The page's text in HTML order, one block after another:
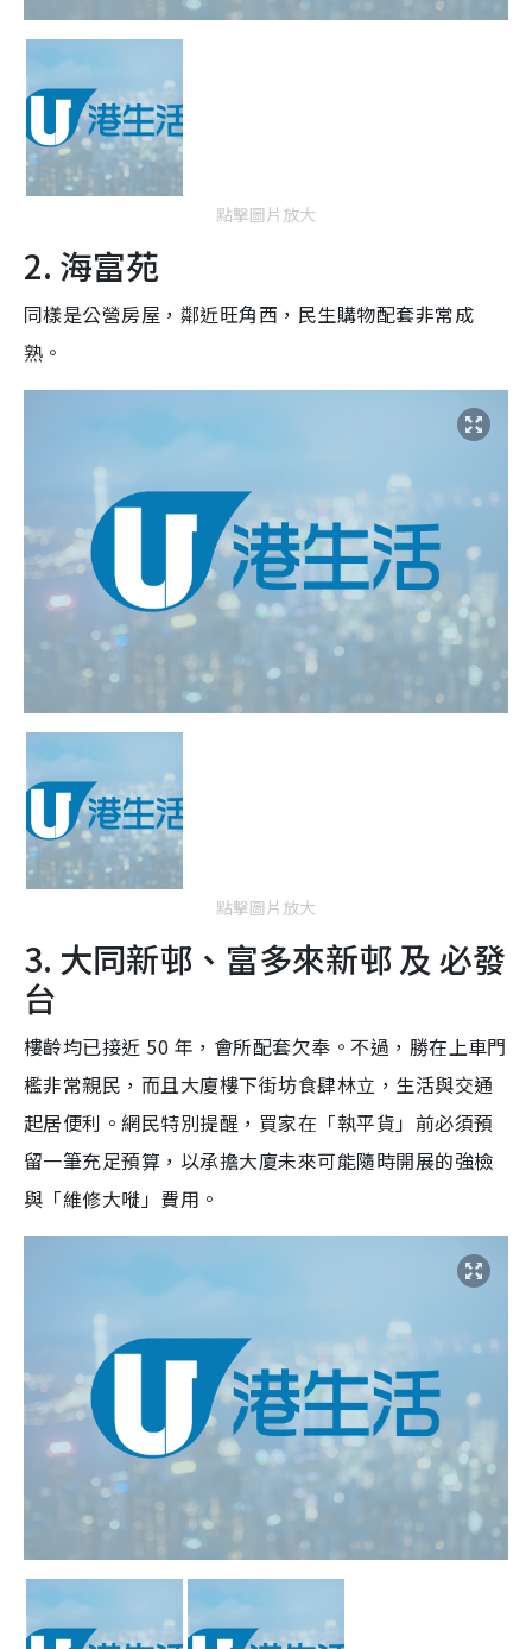
點擊圖片放大
2. 海富苑
同樣是公營房屋，鄰近旺角西，民生購物配套非常成
熟。
點擊圖片放大
3. 大同新邨、富多來新邨 及 必發
台
樓齡均已接近 50 年，會所配套欠奉。不過，勝在上車門
檻非常親民，而且大廈樓下街坊食肆林立，生活與交通
起居便利。網民特別提醒，買家在「執平貨」前必須預
留一筆充足預算，以承擔大廈未來可能隨時開展的強檢
與「維修大嘥」費用。